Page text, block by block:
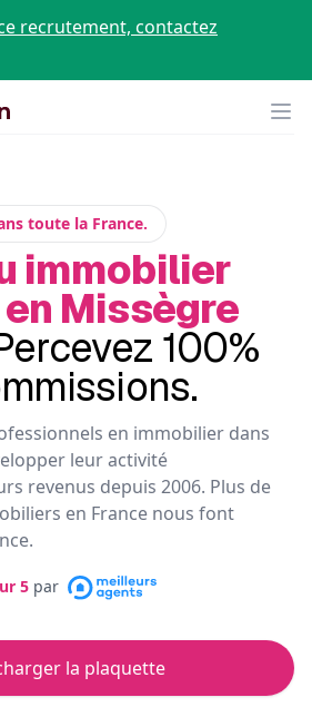
recrutement, contactez
toute la France.
immobilier
Missègre
100%
en immobilier dans
leur activité
revenus depuis 2006. Plus de
en France nous font
5 par
la plaquette